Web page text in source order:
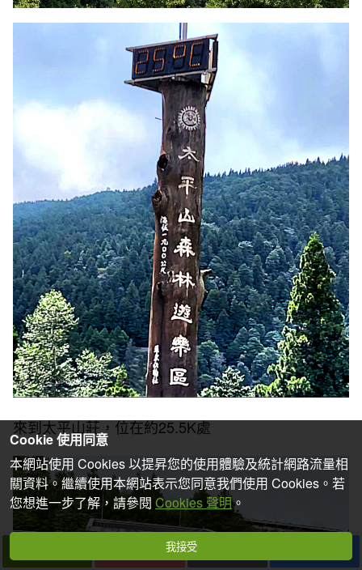
來到太平山莊，位在約25.5K處
Cookie 使用同意
本網站使用 Cookies 以提昇您的使用體驗及統計網路流量相
關資料。繼續使用本網站表示您同意我們使用 Cookies。若
您想進一步了解，請參閱 Cookies 聲明。
我接受